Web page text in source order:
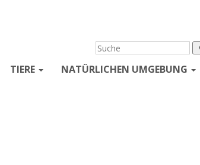
TIERE NATÜRLICHEN UMGEBUNG